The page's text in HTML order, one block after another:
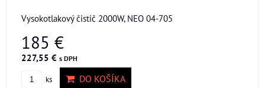
Vysokotlakový čistič 2000W, NEO 04-705
185 €
227,55 € s DPH
ks DO KOŠÍKA